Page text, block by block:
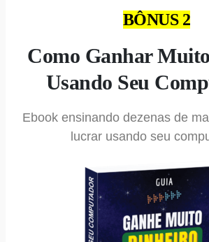
BÔNUS 2
Como Ganhar
Usando Seu
Ebook ensinando dezenas de
lucrar usando seu